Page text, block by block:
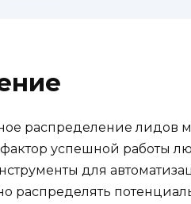
распределение
успешной работы
для
распределять